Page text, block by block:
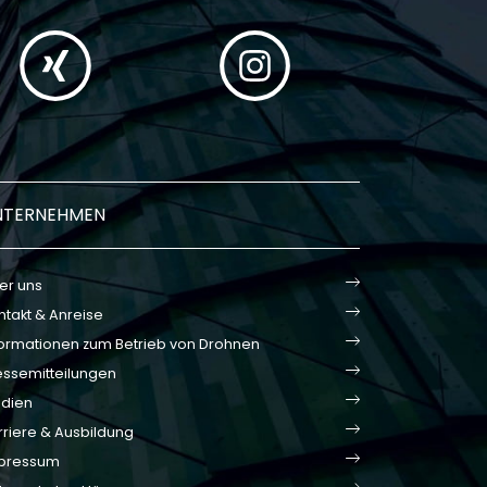
uns
& Anreise
zum Betrieb von Drohnen
& Ausbildung